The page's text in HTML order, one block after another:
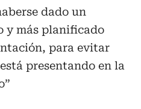
dado un
y más planificado
para evitar
presentando en la